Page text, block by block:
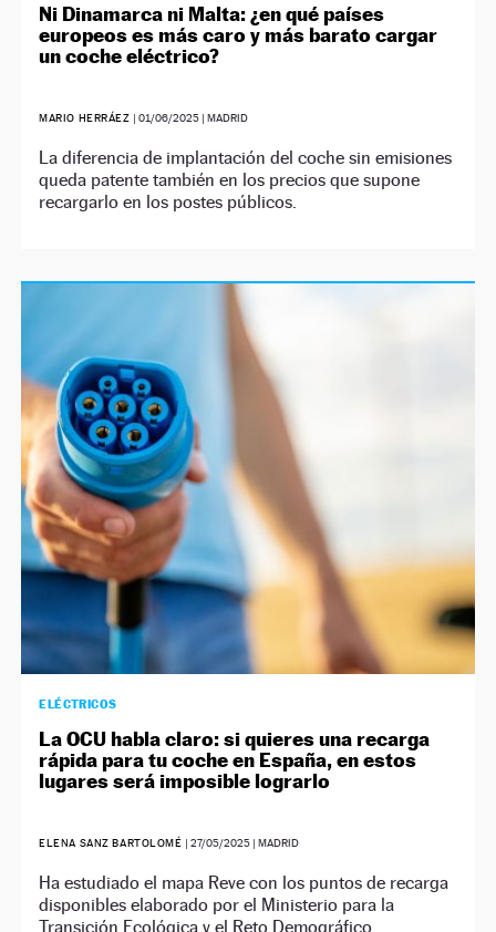
Ni Dinamarca ni Malta: ¿en qué países
europeos es más caro y más barato cargar
un coche eléctrico?
MARIO HERRÁEZ | 01/06/2025| MADRID
La diferencia de implantación del coche sin emisiones
queda patente también en los precios que supone
recargarlo en los postes públicos.
ELÉCTRICOS
La OCU habla claro: si quieres una recarga
rápida para tu coche en España, en estos
lugares será imposible lograrlo
ELENA SANZ BARTOLOMÉ | 27/05/2025| MADRID
Ha estudiado el mapa Reve con los puntos de recarga
disponibles elaborado por el Ministerio para la
Transición Ecológica y el Reto Demográfico.